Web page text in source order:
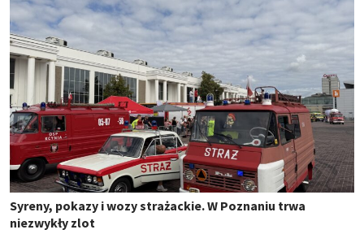
Syreny, pokazy i wozy strażackie. W Poznaniu trwa
niezwykły zlot